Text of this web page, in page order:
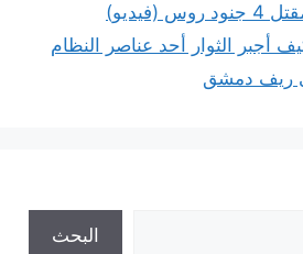
أجبر الثوار أحد عناصر النظام
ريف دمشق
البحث